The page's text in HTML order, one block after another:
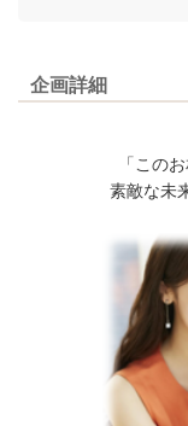
企画詳細
「この
素敵な未